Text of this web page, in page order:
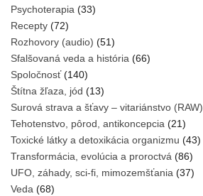
Psychoterapia (33)
Recepty (72)
Rozhovory (audio) (51)
Sfalšovaná veda a história (66)
Spoločnosť(140)
Štítna žľaza, jód (13)
Surová strava a šťavy – vitariánstvo (RAW)
Tehotenstvo, pôrod, antikoncepcia (21)
Toxické látky a detoxikácia organizmu (43)
Transformácia, evolúcia a proroctvá (86)
UFO, záhady, sci-fi, mimozemšťania (37)
Veda (68)